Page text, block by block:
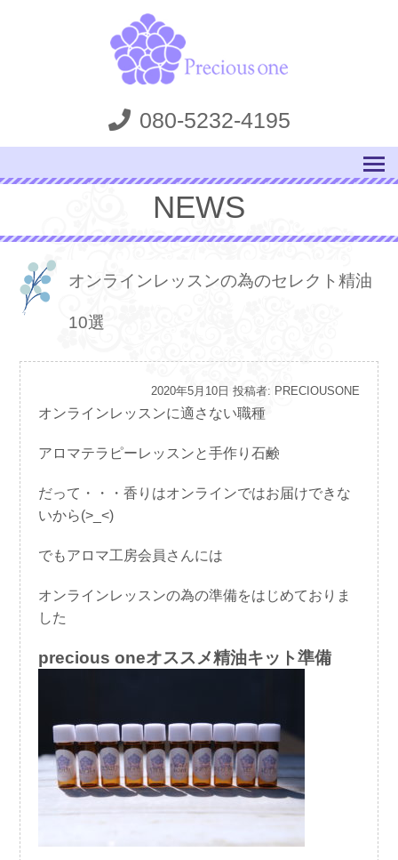
080-5232-4195
NEWS
オンラインレッスンの為のセレクト精油
10選
投
稿
2020年5月10日 投稿者: PRECIOUSONE
オンラインレッスンに適さない職種
アロマテラピーレッスンと手作り石鹸
だって・・・香りはオンラインではお届けできな
いから(>_<)
でもアロマ工房会員さんには
オンラインレッスンの為の準備をはじめておりま
した
precious oneオススメ精油キット準備